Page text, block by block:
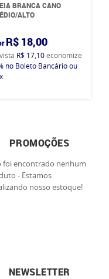
BRANCA CANO
ALTO
R$ 18,00
R$ 17,10economize
no Boleto Bancário ou
PROMOÇÕES
foi encontrado nenhum
- Estamos
nosso estoque!
NEWSLETTER